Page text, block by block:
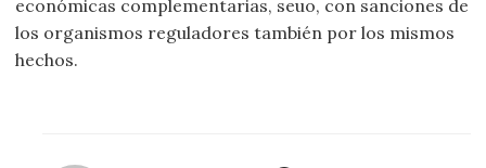
económicas complementarias, seuo, con sanciones de
los organismos reguladores también por los mismos
hechos.